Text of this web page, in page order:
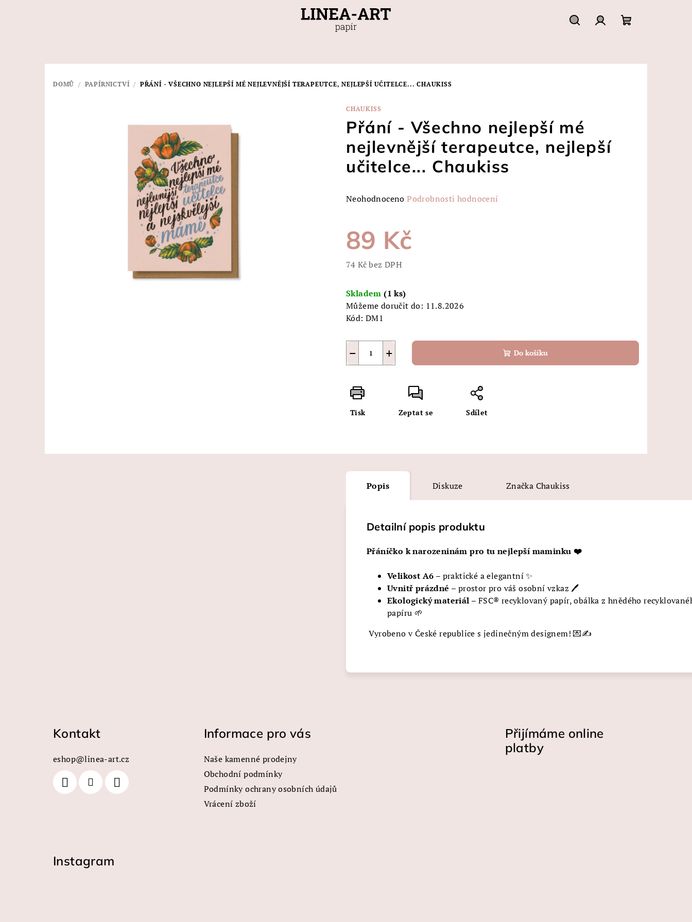
košík
DOMŮ / PAPÍRNICTVÍ / PŘÁNÍ - VŠECHNO NEJLEPŠÍ MÉ NEJLEVNĚJŠÍ TERAPEUTCE, NEJLEPŠÍ UČITELCE... CHAUKISS
CHAUKISS
Přání - Všechno nejlepší mé
nejlevnější terapeutce, nejlepší
učitelce... Chaukiss
Průměrné
je
0,0
z
Neohodnoceno Podrobnosti hodnocení
89 Kč
74 Kč bez DPH
cena:
Skladem(1 ks)
Můžeme doručit do: 11.8.2026
Kód: DM1
+
− Do košíku
Tisk Zeptat se Sdílet
Popis Diskuze Značka Chaukiss
Detailní popis produktu
Přáníčko k narozeninám pro tu nejlepší maminku ❤️
Velikost A6 – praktické a elegantní ✨
Uvnitř prázdné – prostor pro váš osobní vzkaz 🖊️
Ekologický materiál – FSC® recyklovaný papír, obálka z hnědého
papíru 🌱
Vyrobeno v České republice s jedinečným designem! 💌✍️
Kontakt
eshop@linea-art.cz
Informace pro vás
Naše kamenné prodejny
Obchodní podmínky
Podmínky ochrany osobních údajů
Vrácení zboží
Přijímáme online
platby
Instagram